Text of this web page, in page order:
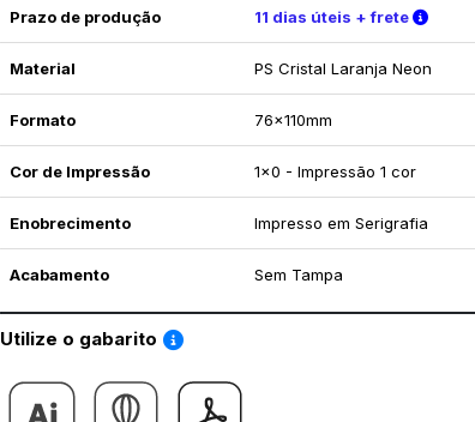
Prazo de produção 11 dias úteis + frete
Material PS Cristal Laranja Neon
Formato 76x110mm
Cor de Impressão 1x0 - Impressão 1 cor
Enobrecimento Impresso em Serigrafia
Acabamento Sem Tampa
Utilize o gabarito Saiba como utilizar os nossos gabaritos